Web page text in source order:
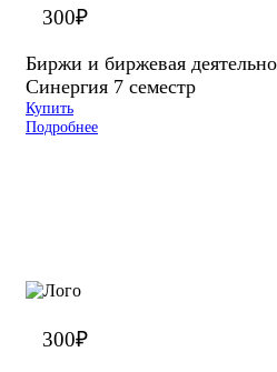
300₽
Биржи и биржевая
Синергия 7 семестр
Купить
Подробнее
300₽